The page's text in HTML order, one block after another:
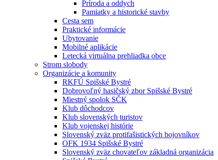
Príroda a oddych
Pamiatky a historické stavby
Cesta sem
Praktické informácie
Ubytovanie
Mobilné aplikácie
Letecká virtuálna prehliadka obce
Strom slobody
Organizácie a komunity
RKFÚ Spišské Bystré
Dobrovoľný hasičský zbor Spišské Bystré
Miestný spolok SČK
Klub dôchodcov
Klub slovenských turistov
Klub vojenskej histórie
Slovenský zväz protifašistických bojovníkov
OFK 1934 Spišské Bystré
Slovenský zväz chovateľov základná organizácia